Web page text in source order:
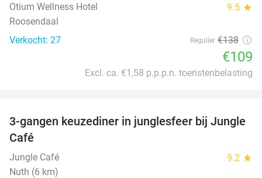
Otium Wellness Hotel 9.5 star
Roosendaal
Verkocht: 27
Regulier €138
€109
Excl. ca. €1,58 p.p.p.n. toeristenbelasting
21%
3-gangen keuzediner in junglesfeer bij Jungle
Café
Jungle Café 9.2 star
Nuth (6 km)